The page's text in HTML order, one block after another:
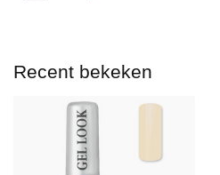
Recent bekeken